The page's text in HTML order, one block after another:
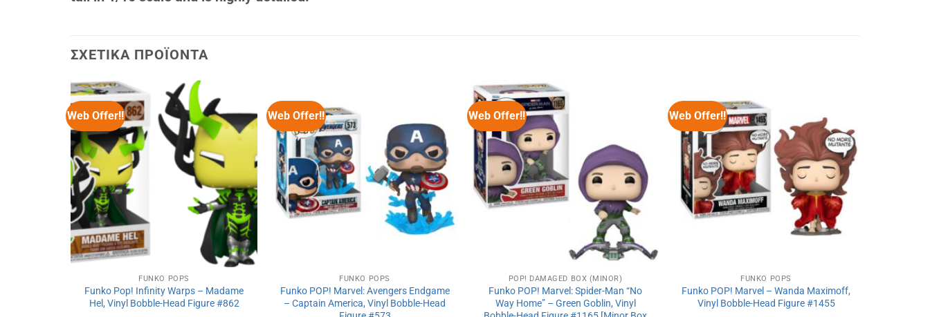
ΣΧΕΤΙΚΆ ΠΡΟΪΌΝΤΑ
Web Offer!!
FUNKO POPS
Funko Pop! Infinity Warps – Madame
Hel, Vinyl Bobble-Head Figure #862
Web Offer!!
FUNKO POPS
Funko POP! Marvel: Avengers Endgame
– Captain America, Vinyl Bobble-Head
Web Offer!!
POP! DAMAGED BOX (MINOR)
Funko POP! Marvel: Spider-Man “No
Way Home” – Green Goblin, Vinyl
Web Offer!!
FUNKO POPS
Funko POP! Marvel – Wanda Maximoff,
Vinyl Bobble-Head Figure #1455